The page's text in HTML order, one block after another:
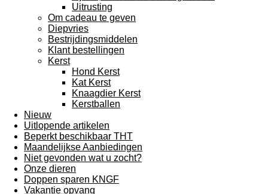
Uitrusting
Om cadeau te geven
Diepvries
Bestrijdingsmiddelen
Klant bestellingen
Kerst
Hond Kerst
Kat Kerst
Knaagdier Kerst
Kerstballen
Nieuw
Uitlopende artikelen
Beperkt beschikbaar THT
Maandelijkse Aanbiedingen
Niet gevonden wat u zocht?
Onze dieren
Doppen sparen KNGF
Vakantie opvang